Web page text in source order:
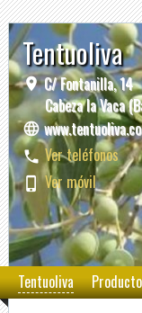
Tentuoliva
C/ Fontanilla, 14
Cabeza la Vaca
Ver teléfonos
Ver móvil
Tentuoliva